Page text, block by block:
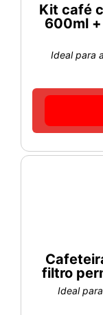
Kit café
600ml
Ideal para
filtro
Ideal